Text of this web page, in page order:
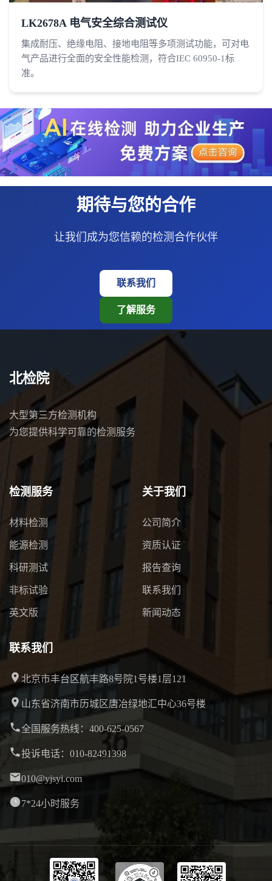
LK2678A 电气安全综合测试仪
集成耐压、绝缘电阻、接地电阻等多项测试功能，可对电
气产品进行全面的安全性能检测，符合IEC 60950-1标
准。
期待与您的合作
让我们成为您信赖的检测合作伙伴
联系我们
了解服务
北检院
大型第三方检测机构
为您提供科学可靠的检测服务
检测服务
材料检测
能源检测
科研测试
非标试验
英文版
关于我们
公司简介
资质认证
报告查询
联系我们
新闻动态
联系我们
北京市丰台区航丰路8号院1号楼1层121
山东省济南市历城区唐冶绿地汇中心36号楼
全国服务热线：400-625-0567
投诉电话：010-82491398
010@yjsyi.com
7*24小时服务